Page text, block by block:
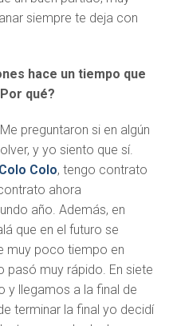
siempre te deja con
hace un tiempo que
qué?
preguntaron si en algún
y yo siento que sí.
Colo Colo, tengo contrato
ahora
año. Además, en
que en el futuro se
muy poco tiempo en
pasó muy rápido. En siete
y llegamos a la final de
terminar la final yo decidí